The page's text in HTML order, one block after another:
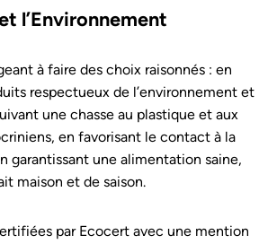
l’Environnement
à faire des choix raisonnés : en
respectueux de l’environnement et
une chasse au plastique et aux
en favorisant le contact à la
garantissant une alimentation saine,
maison et de saison.
par Ecocert avec une mention